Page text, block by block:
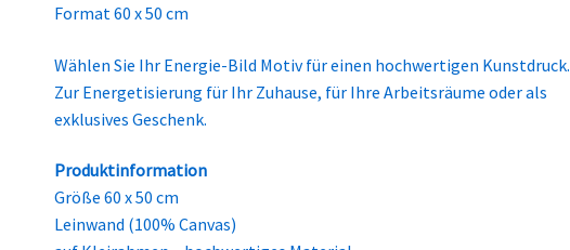
Format 60 x 50 cm
Wählen Sie Ihr Energie-Bild Motiv für einen hochwertigen Kunstdruck.
Zur Energetisierung für Ihr Zuhause, für Ihre Arbeitsräume oder als
exklusives Geschenk.
Produktinformation
Größe 60 x 50 cm
Leinwand (100% Canvas)